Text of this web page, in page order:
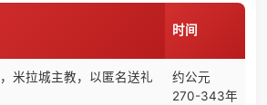
时间
米拉城主教，以匿名送礼
约公元
270-343年